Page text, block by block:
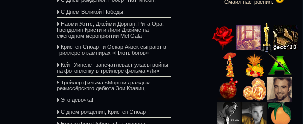
С Днем Великой Победы!
Наоми Уоттс, Джейми Дорнан, Рита Ора,
Гвендолин Кристи и Лили Джеймс на
ежегодном мероприятии Met Gala
Кристен Стюарт и Оскар Айзек сыграют в
триллере о вампирах «Плоть богов»
Кейт Уинслет запечатлевает ужасы войны
на фотоплёнку в трейлере фильма «Ли»
Трейлер фильма «Моргни дважды» -
режиссёрского дебюта Зои Кравиц
Это девочка!
С днем рождения, Кристен Стюарт!
Смайл настроения: